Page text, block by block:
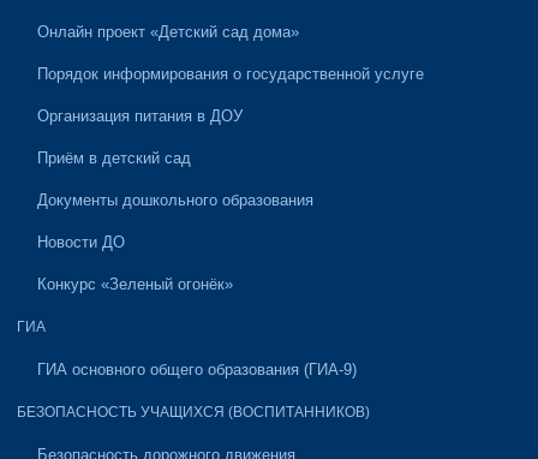
Онлайн проект «Детский сад дома»
Порядок информирования о государственной услуге
Организация питания в ДОУ
Приём в детский сад
Документы дошкольного образования
Новости ДО
Конкурс «Зеленый огонёк»
ГИА
ГИА основного общего образования (ГИА-9)
БЕЗОПАСНОСТЬ УЧАЩИХСЯ (ВОСПИТАННИКОВ)
Безопасность дорожного движения